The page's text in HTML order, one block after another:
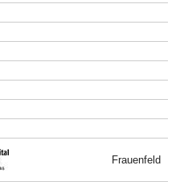
Frauenfeld